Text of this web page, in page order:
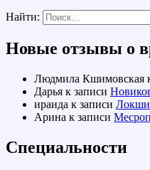
Найти:
Новые отзывы о
Людмила Кшимовская
Дарья к записи
ираида к записи
Арина к записи
Специальности